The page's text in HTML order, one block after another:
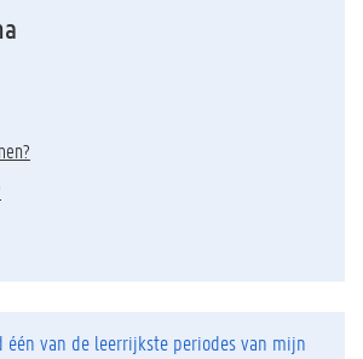
van de leerrijkste periodes van mijn